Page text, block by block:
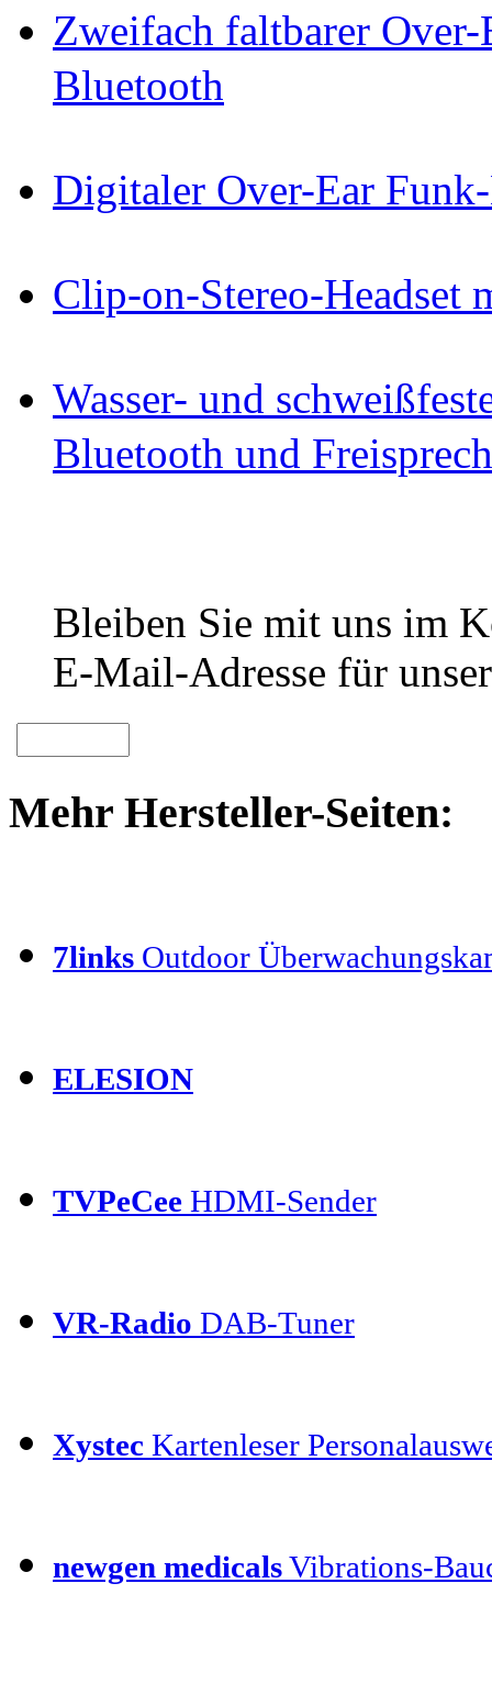
Zweifach faltbarer
Bluetooth
Digitaler Over-Ear
Clip-on-Stereo-Headset
Wasser- und
Bluetooth und
Bleiben Sie mit uns im
E-Mail-Adresse für
Mehr Hersteller-Seiten:
7links Outdoor
ELESION
TVPeCee HDMI-Sender
VR-Radio DAB-Tuner
Xystec Kartenleser
newgen medicalsVibrations-